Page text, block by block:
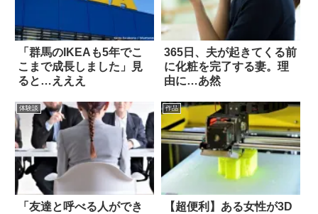
「群馬のIKEAも5年でこ
こまで成長しました」見
ると…えええ
365日、夫が起きてくる前
に化粧を完了する妻。理
由に…あ然
体験談
「友達と呼べる人ができ
作品
【超便利】ある女性が3D